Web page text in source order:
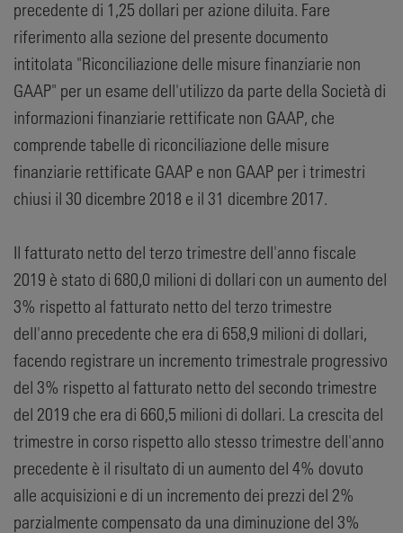
precedente di 1,25 dollari per azione diluita. Fare
riferimento alla sezione del presente documento
intitolata "Riconciliazione delle misure finanziarie non
GAAP" per un esame dell'utilizzo da parte della Società di
informazioni finanziarie rettificate non GAAP, che
comprende tabelle di riconciliazione delle misure
finanziarie rettificate GAAP e non GAAP per i trimestri
chiusi il 30 dicembre 2018 e il 31 dicembre 2017.
Il fatturato netto del terzo trimestre dell'anno fiscale
2019 è stato di 680,0 milioni di dollari con un aumento del
3% rispetto al fatturato netto del terzo trimestre
dell'anno precedente che era di 658,9 milioni di dollari,
facendo registrare un incremento trimestrale progressivo
del 3% rispetto al fatturato netto del secondo trimestre
del 2019 che era di 660,5 milioni di dollari. La crescita del
trimestre in corso rispetto allo stesso trimestre dell'anno
precedente è il risultato di un aumento del 4% dovuto
alle acquisizioni e di un incremento dei prezzi del 2%
parzialmente compensato da una diminuzione del 3%